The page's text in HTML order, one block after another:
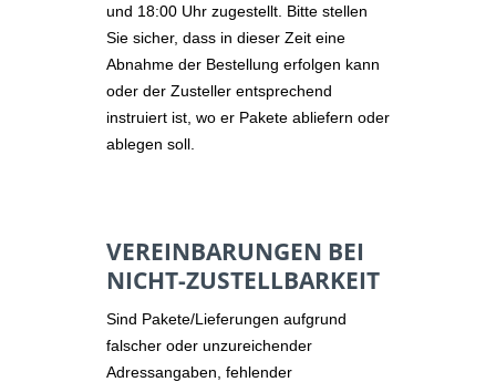
und 18:00 Uhr zugestellt. Bitte stellen
Sie sicher, dass in dieser Zeit eine
Abnahme der Bestellung erfolgen kann
oder der Zusteller entsprechend
instruiert ist, wo er Pakete abliefern oder
ablegen soll.
VEREINBARUNGEN BEI
NICHT-ZUSTELLBARKEIT
Sind Pakete/Lieferungen aufgrund
falscher oder unzureichender
Adressangaben, fehlender